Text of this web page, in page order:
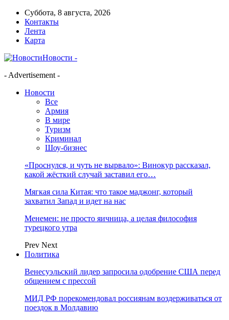
Суббота, 8 августа, 2026
Контакты
Лента
Карта
Новости -
- Advertisement -
Новости
Все
Армия
В мире
Туризм
Криминал
Шоу-бизнес
«Проснулся, и чуть не вырвало»: Винокур рассказал,
какой жёсткий случай заставил его…
Мягкая сила Китая: что такое маджонг, который
захватил Запад и идет на нас
Менемен: не просто яичница, а целая философия
турецкого утра
Prev Next
Политика
Венесуэльский лидер запросила одобрение США перед
общением с прессой
МИД РФ порекомендовал россиянам воздерживаться от
поездок в Молдавию